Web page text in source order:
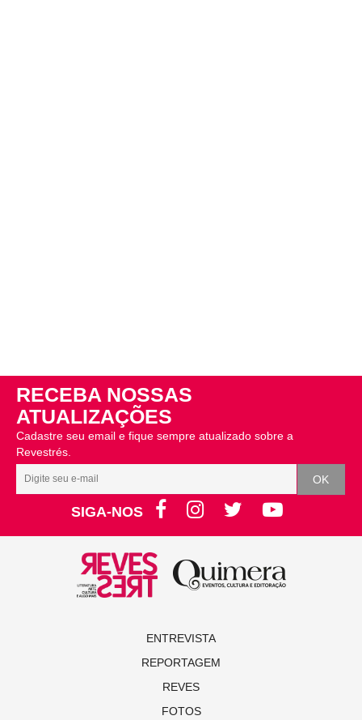
RECEBA NOSSAS
ATUALIZAÇÕES
Cadastre seu email e fique sempre atualizado sobre a
Revestrés.
SIGA-NOS
ENTREVISTA
REPORTAGEM
REVES
FOTOS